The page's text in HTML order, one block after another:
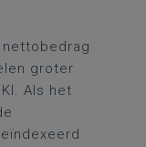
groter
Als het